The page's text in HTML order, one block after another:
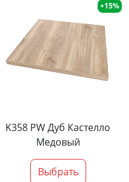
+15%
K358 PW Дуб Кастелло
Медовый
Выбрать